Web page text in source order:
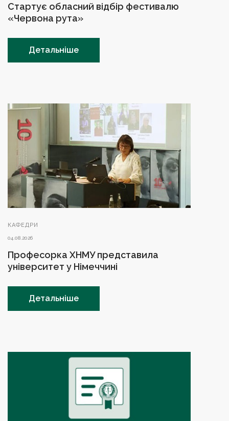
Стартує обласний відбір фестивалю
«Червона рута»
Детальніше
КАФЕДРИ
04.08.2026
Професорка ХНМУ представила
університет у Німеччині
Детальніше